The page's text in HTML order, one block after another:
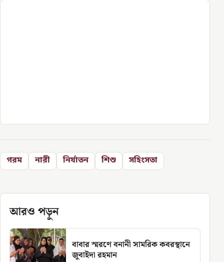
গরম নারী নির্যাতন শিশু সহিংসতা
আরও পড়ুন
বাবার স্মরণে বনানী সামরিক কবরস্থানে
জুবাইদা রহমান